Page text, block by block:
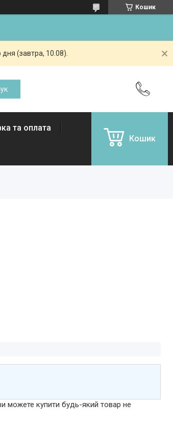
Кошик
(завтра, 10.08).
та оплата
Кошик
можете купити будь-який товар не